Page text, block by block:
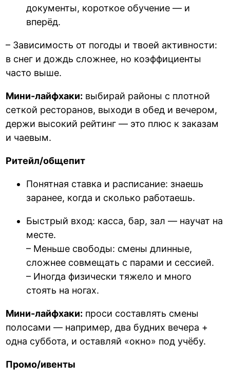
документы, короткое обучение — и
вперёд.
– Зависимость от погоды и твоей активности:
в снег и дождь сложнее, но коэффициенты
часто выше.
Мини-лайфхаки: выбирай районы с плотной
сеткой ресторанов, выходи в обед и вечером,
держи высокий рейтинг — это плюс к заказам
и чаевым.
Ритейл/общепит
Понятная ставка и расписание: знаешь
заранее, когда и сколько работаешь.
Быстрый вход: касса, бар, зал — научат на
месте.
– Меньше свободы: смены длинные,
сложнее совмещать с парами и сессией.
– Иногда физически тяжело и много
стоять на ногах.
Мини-лайфхаки: проси составлять смены
полосами — например, два будних вечера +
одна суббота, и оставляй «окно» под учёбу.
Промо/ивенты